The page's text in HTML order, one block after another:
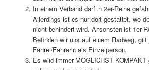
In einem Verband darf in 2er-Reihe
Allerdings ist es nur dort gestattet, wo
nicht behindert wird. Ansonsten ist 1er-
Befinden wir uns auf einem Radweg, gilt
Fahrer/Fahrerin als Einzelperson.
Es wird immer MÖGLICHST KOMPAKT